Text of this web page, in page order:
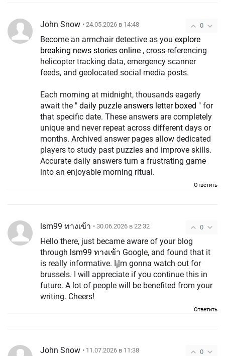
0
John Snow • 24.05.2026 в 14:48
Become an armchair detective as you explore
breaking news stories online , cross-referencing
helicopter tracking data, emergency scanner
feeds, and geolocated social media posts.
Each morning at midnight, thousands eagerly
await the " daily puzzle answers letter boxed " for
that specific date. These answers are completely
unique and never repeat across different days or
months. Archived answer pages allow dedicated
players to study past puzzles and improve skills.
Accurate daily answers turn a frustrating game
into an enjoyable morning ritual.
Ответить
0
lsm99 ทางเข้า • 30.06.2026 в 22:32
Hello there, just became aware of your blog
through lsm99 ทางเข้า Google, and found that it
is really informative. I¡¦m gonna watch out for
brussels. I will appreciate if you continue this in
future. A lot of people will be benefited from your
writing. Cheers!
Ответить
0
John Snow • 11.07.2026 в 11:38